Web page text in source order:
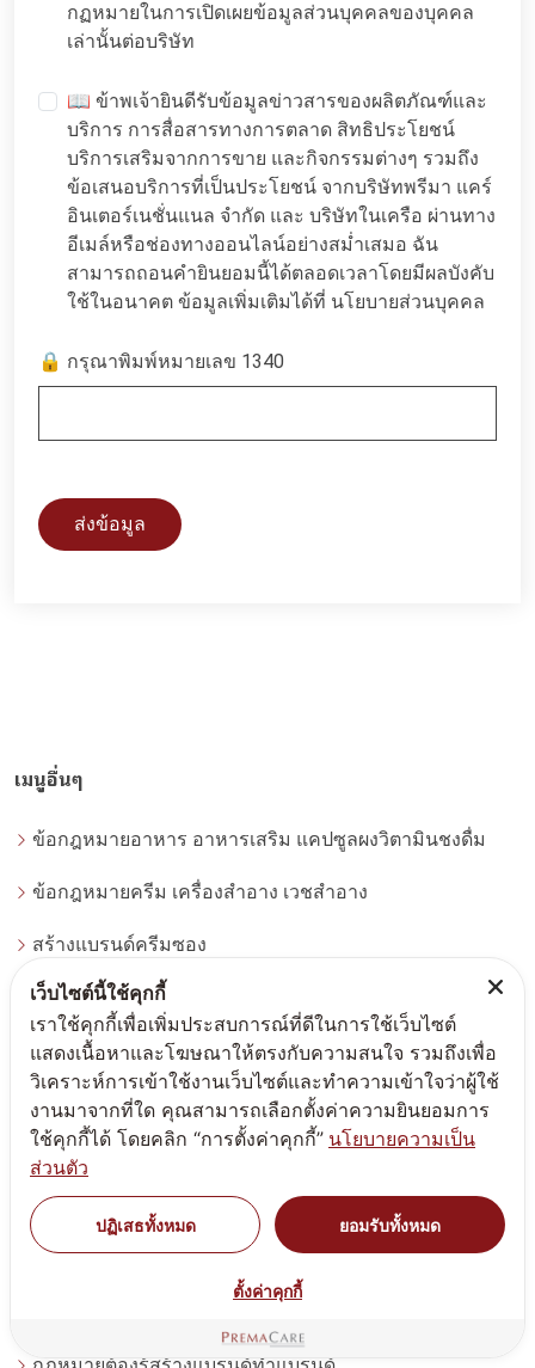
กฏหมายในการเปิดเผยข้อมูลส่วนบุคคลของบุคคล
เล่านั้นต่อบริษัท
📖 ข้าพเจ้ายินดีรับข้อมูลข่าวสารของผลิตภัณฑ์และ
บริการ การสื่อสารทางการตลาด สิทธิประโยชน์
บริการเสริมจากการขาย และกิจกรรมต่างๆ รวมถึง
ข้อเสนอบริการที่เป็นประโยชน์ จากบริษัทพรีมา แคร์
อินเตอร์เนชั่นแนล จำกัด และ บริษัทในเครือ ผ่านทาง
อีเมล์หรือช่องทางออนไลน์อย่างสม่ำเสมอ ฉัน
สามารถถอนคำยินยอมนี้ได้ตลอดเวลาโดยมีผลบังคับ
ใช้ในอนาคต ข้อมูลเพิ่มเติมได้ที่ นโยบายส่วนบุคคล
🔒 กรุณาพิมพ์หมายเลข 1340
ส่งข้อมูล
เมนูอื่นๆ
ข้อกฎหมายอาหาร อาหารเสริม แคปซูลผงวิตามินชงดื่ม
ข้อกฎหมายครีม เครื่องสำอาง เวชสำอาง
สร้างแบรนด์ครีมซอง
สร้างแบรนด์เซรั่ม
แนะนำติชมการบริการ
นโยบายส่วนบุคคล
สร้างทำแบรนด์ดูดวงด้วยชื่อมงคล
เลือกสูตรผลิตครีมผลิตอาหารเสริม
จำหน่ายแคปซูลเปล่า
เว็บไซต์นี้ใช้คุกกี้
เราใช้คุกกี้เพื่อเพิ่มประสบการณ์ที่ดีในการใช้เว็บไซต์
แสดงเนื้อหาและโฆษณาให้ตรงกับความสนใจ รวมถึงเพื่อ
วิเคราะห์การเข้าใช้งานเว็บไซต์และทำความเข้าใจว่าผู้ใช้
งานมาจากที่ใด คุณสามารถเลือกตั้งค่าความยินยอมการ
ใช้คุกกี้ได้ โดยคลิก “การตั้งค่าคุกกี้” นโยบายความเป็น
ส่วนตัว
ปฏิเสธทั้งหมด ยอมรับทั้งหมด
ตั้งค่าคุกกี้